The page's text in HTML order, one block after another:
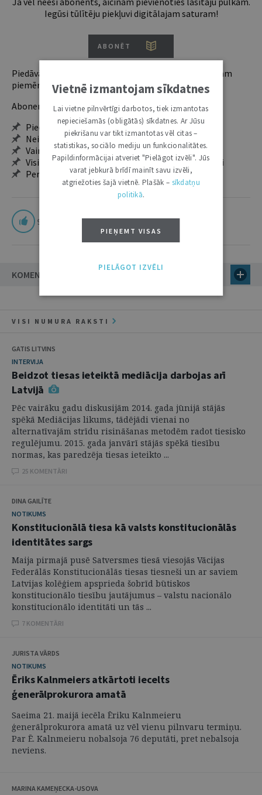
Iegūsi tūlītēju piekļuvi digitālajam saturam!
ABONĒT
Piedāvājam trīs abonementu veidus. Vienam lietotājam
piemērotākais ir "Mazais" (3, 6 un 12 mēnešiem).
Abonentu ieguvumi:
Pieeja jaunākajam izdevumam
Neierobežota pieeja arhīvam – 24 h/7 d.
Vairāk nekā 18 000 rakstu un 2000 autoru
Visi tematiskie numuri un ikgadējie grāmatžurnāli
Personalizētās iespējas – piezīmes, citāti, mapes
9
KOMENTĀRI (9)
VISI NUMURA RAKSTI
GATIS LITVINS
INTERVIJA
Beidzot tiesas ieteiktā mediācija darbojas arī
Latvijā
Pēc vairāku gadu diskusijām 2014. gada jūnijā stājās
spēkā Mediācijas likums, tādējādi vienai no
alternatīvajām strīdu risināšanas metodēm radot tiesisko
regulējumu. 2015. gada janvārī stājās spēkā tiesību
normas, kas paredzēja tiesas ieteikto ...
25 KOMENTĀRI
DINA GAILĪTE
NOTIKUMS
Konstitucionālā tiesa kā valsts konstitucionālās
identitātes sargs
Maija pirmajā pusē Satversmes tiesā viesojās Vācijas
Federālās Konstitucionālās tiesas tiesneši un ar saviem
Latvijas kolēģiem apsprieda šobrīd būtiskos
konstitucionālo tiesību jautājumus – valstu nacionālo
konstitucionālo identitāti un tās ...
7 KOMENTĀRI
JURISTA VĀRDS
NOTIKUMS
Ēriks Kalnmeiers atkārtoti iecelts
ģenerālprokurora amatā
Saeima 21. maijā iecēla Ēriku Kalnmeieru
ģenerālprokurora amatā uz vēl vienu pilnvaru termiņu.
Par Ē. Kalnmeieru nobalsoja 76 deputāti, pret nebalsoja
neviens.
MARINA KAMEŅECKA-USOVA
Vietnē izmantojam sīkdatnes
Lai vietne pilnvērtīgi darbotos, tiek izmantotas
nepieciešamās (obligātās) sīkdatnes. Ar Jūsu
piekrišanu var tikt izmantotas vēl citas –
statistikas, sociālo mediju un funkcionalitātes.
Papildinformācijai atveriet "Pielāgot izvēli". Jūs
varat jebkurā brīdī mainīt savu izvēli,
atgriežoties šajā vietnē. Plašāk – sīkdatņu
politikā.
PIEŅEMT VISAS
PIELĀGOT IZVĒLI